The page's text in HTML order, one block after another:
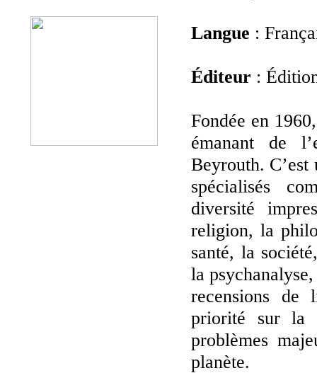
Langue :
Éditeur :
Fondée en
émanant de
Beyrouth.
spécialisés
diversité
religion, la
santé, la
la
recensions de
priorité sur la
problèmes
planète.